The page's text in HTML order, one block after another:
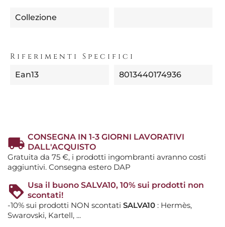
Collezione
Riferimenti Specifici
Ean13 8013440174936
CONSEGNA IN 1-3 GIORNI LAVORATIVI
DALL'ACQUISTO
Gratuita da 75 €, i prodotti ingombranti avranno costi
aggiuntivi. Consegna estero DAP
Usa il buono SALVA10, 10% sui prodotti non
scontati!
-10% sui prodotti NON scontati SALVA10 : Hermès,
Swarovski, Kartell, ...